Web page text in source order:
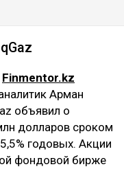
Finmentor.kz
Арман
объявил о
долларов сроком
годовых. Акции
фондовой бирже